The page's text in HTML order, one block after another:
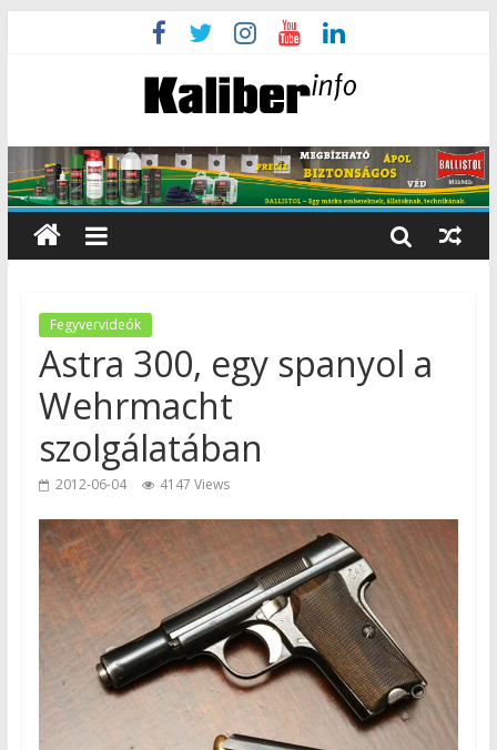
Fegyvervideók
Astra 300, egy spanyol a
Wehrmacht
szolgálatában
2012-06-04 4147 Views